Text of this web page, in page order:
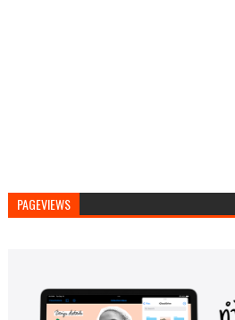
PAGEVIEWS